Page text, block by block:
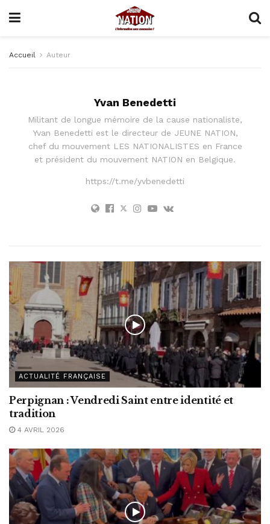
Accueil Auteur
Yvan Benedetti
Militant de longue mémoire de la cause nationaliste,
Yvan Benedetti est le directeur de JEUNE NATION,
chef du mouvement LES NATIONALISTES en France
et président du mouvement NATION en Belgique.
https://t.me/yvbenedetti
ACTUALITÉ FRANÇAISE
Perpignan : Vendredi Saint entre identité et
tradition
4 AVRIL 2026